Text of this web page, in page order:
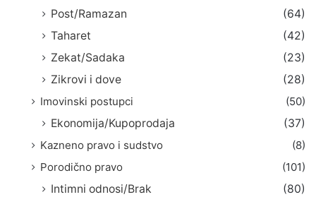
Post/Ramazan
(64)
Taharet
(42)
Zekat/Sadaka
(23)
Zikrovi i dove
(28)
Imovinski postupci
(50)
Ekonomija/Kupoprodaja
(37)
Kazneno pravo i sudstvo
(8)
Porodično pravo
(101)
Intimni odnosi/Brak
(80)